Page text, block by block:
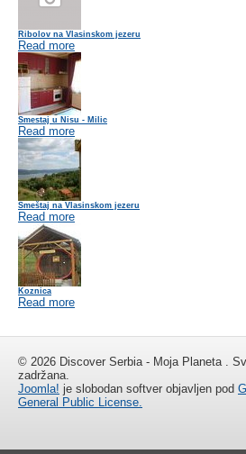
Ribolov na Vlasinskom jezeru
Read more
Smestaj u Nisu - Milic
Read more
Smeštaj na Vlasinskom jezeru
Read more
Koznica
Read more
© 2026 Discover Serbia - Moja Planeta .
zadržana.
Joomla! je slobodan softver objavljen pod
General Public License.